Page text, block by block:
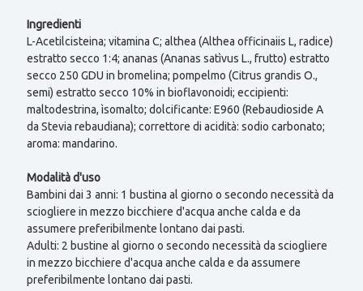
Ingredienti
L-Acetilcisteina; vitamina C; althea (Althea officinaiis L, radice)
estratto secco 1:4; ananas (Ananas satìvus L., frutto) estratto
secco 250 GDU in bromelina; pompelmo (Citrus grandis O.,
semi) estratto secco 10% in bioflavonoidi; eccipienti:
maltodestrina, ìsomalto; dolcificante: E960 (Rebaudioside A
da Stevia rebaudiana); correttore di acidità: sodio carbonato;
aroma: mandarino.
Modalità d'uso
Bambini dai 3 anni: 1 bustina al giorno o secondo necessità da
sciogliere in mezzo bicchiere d'acqua anche calda e da
assumere preferibilmente lontano dai pasti.
Adulti: 2 bustine al giorno o secondo necessità da sciogliere
in mezzo bicchiere d'acqua anche calda e da assumere
preferibilmente lontano dai pasti.